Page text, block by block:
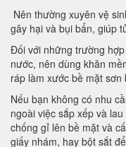
Nên thường xuyên vệ
gây hại và bụi bẩn, giúp
Đối với những trường
nước, nên dùng khăn
ráp làm xước bề mặt sơn
Nếu bạn không có nhu
ngoài việc sắp xếp và
chống gỉ lên bề mặt và
giấy nhám, hay bột sắt